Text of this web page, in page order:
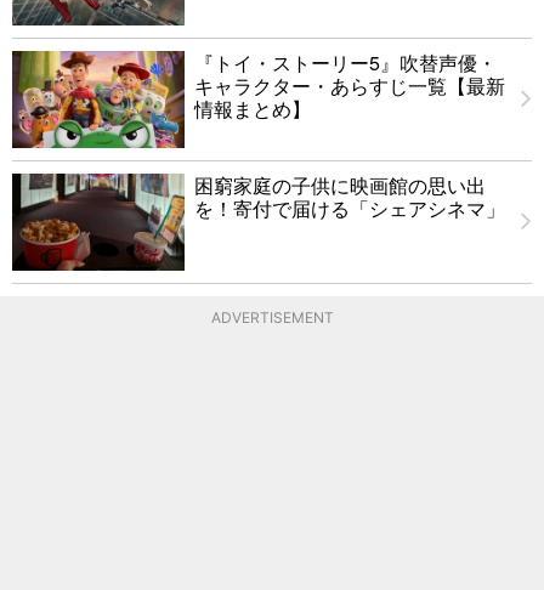
『トイ・ストーリー5』吹替声優・
キャラクター・あらすじ一覧【最新
情報まとめ】
困窮家庭の子供に映画館の思い出
を！寄付で届ける「シェアシネマ」
ADVERTISEMENT